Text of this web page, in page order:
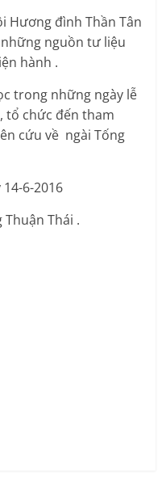
Hương đình Thần Tân
nguồn tư liệu
hành .
trong những ngày lễ
tổ chức đến tham
cứu về ngài Tống
6-2016
Thái .